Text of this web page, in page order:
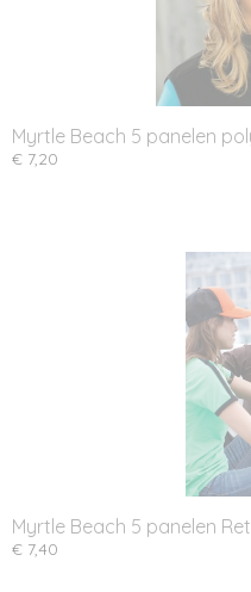
Myrtle Beach 5 panelen
€ 7,20
Myrtle Beach 5 panelen
€ 7,40